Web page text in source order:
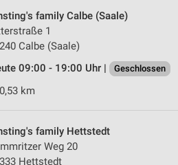
family Calbe (Saale)
1
Calbe (Saale)
09:00 - 19:00 Uhr |
Geschlossen
km
family Hettstedt
Weg 20
Hettstedt
angeforderten Informationen